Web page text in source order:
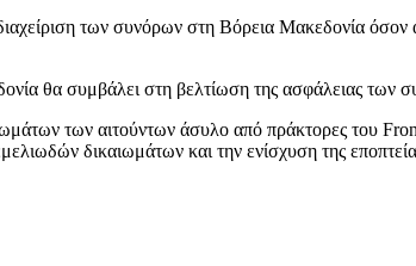
των συνόρων στη Βόρεια Μακεδονία όσον
θα συμβάλει στη βελτίωση της ασφάλειας των
των αιτούντων άσυλο από πράκτορες του
δικαιωμάτων και την ενίσχυση της